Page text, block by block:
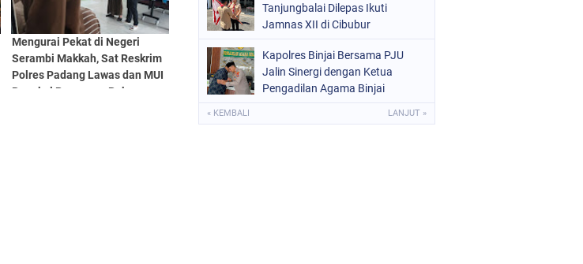
Mengurai Pekat di Negeri
Serambi Makkah, Sat Reskrim
Polres Padang Lawas dan MUI
Rangkul Pasangan Bukan
Tanjungbalai Dilepas Ikuti
Jamnas XII di Cibubur
Kapolres Binjai Bersama PJU
Jalin Sinergi dengan Ketua
Pengadilan Agama Binjai
« KEMBALI LANJUT »